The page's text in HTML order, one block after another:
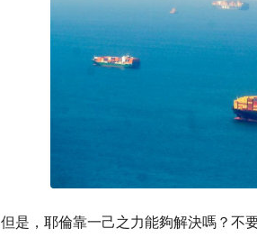
但是，耶倫靠一己之力能夠解決嗎？不